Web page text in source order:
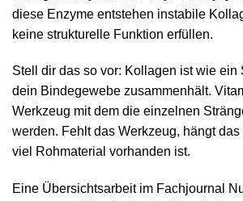
diese Enzyme entstehen instabile
keine strukturelle Funktion erfüllen.
Stell dir das so vor: Kollagen ist wie ein
dein Bindegewebe zusammenhält.
Werkzeug mit dem die einzelnen
werden. Fehlt das Werkzeug, hängt
viel Rohmaterial vorhanden ist.
Eine Übersichtsarbeit im Fachjournal